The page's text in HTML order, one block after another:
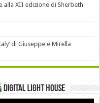
alla XII edizione di Sherbeth
di Giuseppe e Mirella
DIGITAL LIGHT HOUSE